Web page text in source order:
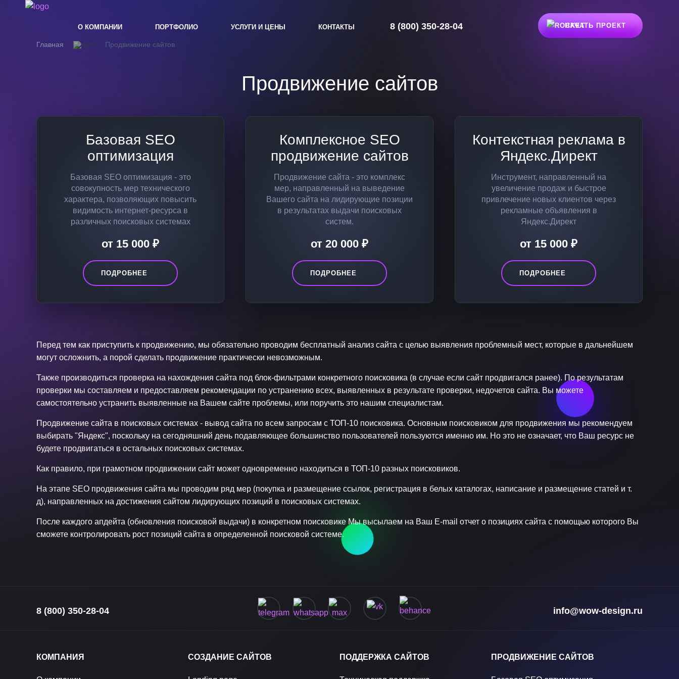
О КОМПАНИИ ПОРТФОЛИО УСЛУГИ И ЦЕНЫ КОНТАКТЫ 8 (800) 350-28-04 НАЧАТЬ ПРОЕКТ
Главная Продвижение сайтов
Продвижение сайтов
Базовая SEO
оптимизация
Базовая SEO оптимизация - это
совокупность мер технического
характера, позволяющих повысить
видимость интернет-ресурса в
различных поисковых системах
от 15 000 ₽
ПОДРОБНЕЕ
Комплексное SEO
продвижение сайтов
Продвижение сайта - это комплекс
мер, направленный на выведение
Вашего сайта на лидирующие позиции
в результатах выдачи поисковых
систем.
от 20 000 ₽
ПОДРОБНЕЕ
Контекстная реклама в
Яндекс.Директ
Инструмент, направленный на
увеличение продаж и быстрое
привлечение новых клиентов через
рекламные объявления в
Яндекс.Директ
от 15 000 ₽
ПОДРОБНЕЕ
Перед тем как приступить к продвижению, мы обязательно проводим бесплатный анализ сайта с целью выявления проблемный мест, которые в дальнейшем
могут осложнить, а порой сделать продвижение практически невозможным.
Также производиться проверка на нахождения сайта под блок-фильтрами конкретного поисковика (в случае если сайт продвигался ранее). По результатам
проверки мы составляем и предоставляем рекомендации по устранению всех, выявленных в результате проверки, недочетов сайта. Вы можете
самостоятельно устранить выявленные на Вашем сайте проблемы, или поручить это нашим специалистам.
Продвижение сайта в поисковых системах - вывод сайта по всем запросам с ТОП-10 поисковика. Основным поисковиком для продвижения мы рекомендуем
выбирать "Яндекс", поскольку на сегодняшний день подавляющее большинство пользователей пользуются именно им. Но это не означает, что Ваш ресурс не
будете продвигаться в остальных поисковых системах.
Как правило, при грамотном продвижении сайт может одновременно находиться в ТОП-10 разных поисковиков.
На этапе SEO продвижения сайта мы проводим ряд мер (покупка и размещение ссылок, регистрация в белых каталогах, написание и размещение статей и т.
д), направленных на достижения сайтом лидирующих позиций в поисковых системах.
После каждого апдейта (обновления поисковой выдачи) в конкретном поисковике Мы высылаем на Ваш E-mail отчет о позициях сайта с помощью которого Вы
сможете контролировать рост позиций сайта в определенной поисковой системе.
8 (800) 350-28-04 info@wow-design.ru
КОМПАНИЯ СОЗДАНИЕ САЙТОВ ПОДДЕРЖКА САЙТОВ ПРОДВИЖЕНИЕ САЙТОВ